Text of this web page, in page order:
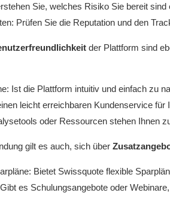
Sie, welches Risiko Sie bereit
Prüfen Sie die Reputation und den
der Plattform sind
Ist die Plattform intuitiv und einfach zu
leicht erreichbaren Kundenservice für
oder Ressourcen stehen Ihnen
gilt es auch, sich über
Bietet Swissquote flexible
es Schulungsangebote oder